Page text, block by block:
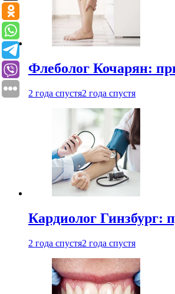
Флеболог Кочарян:
2 года спустя2 года спустя
Кардиолог Гинзбург:
2 года спустя2 года спустя